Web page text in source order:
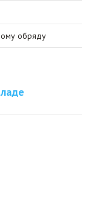
обряду